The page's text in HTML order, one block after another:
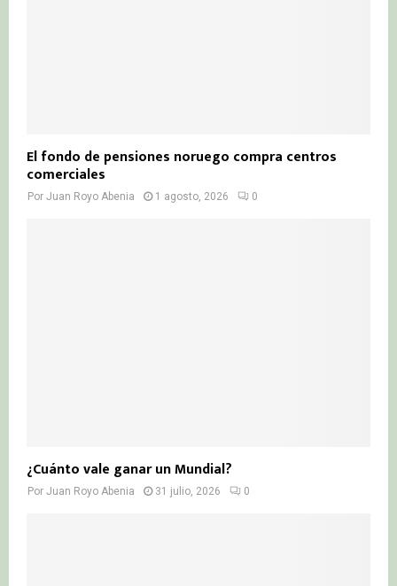
El fondo de pensiones noruego compra centros
comerciales
Por Juan Royo Abenia 1 agosto, 2026 0
¿Cuánto vale ganar un Mundial?
Por Juan Royo Abenia 31 julio, 2026 0